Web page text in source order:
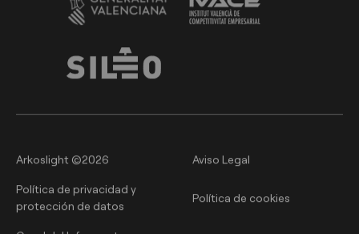
Arkoslight ©2026 Aviso Legal
Política de privacidad y
protección de datos
Política de cookies